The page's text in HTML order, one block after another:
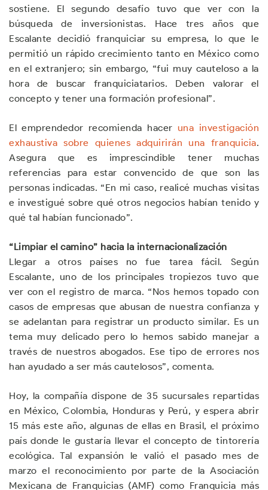
sostiene. El segundo desafío tuvo que ver con la
búsqueda de inversionistas. Hace tres años que
Escalante decidió franquiciar su empresa, lo que le
permitió un rápido crecimiento tanto en México como
en el extranjero; sin embargo, “fui muy cauteloso a la
hora de buscar franquiciatarios. Deben valorar el
concepto y tener una formación profesional”.
El emprendedor recomienda hacer una investigación
exhaustiva sobre quienes adquirirán una franquicia.
Asegura que es imprescindible tener muchas
referencias para estar convencido de que son las
personas indicadas. “En mi caso, realicé muchas visitas
e investigué sobre qué otros negocios habían tenido y
qué tal habían funcionado”.
“Limpiar el camino” hacia la internacionalización
Llegar a otros países no fue tarea fácil. Según
Escalante, uno de los principales tropiezos tuvo que
ver con el registro de marca. “Nos hemos topado con
casos de empresas que abusan de nuestra confianza y
se adelantan para registrar un producto similar. Es un
tema muy delicado pero lo hemos sabido manejar a
través de nuestros abogados. Ese tipo de errores nos
han ayudado a ser más cautelosos”, comenta.
Hoy, la compañía dispone de 35 sucursales repartidas
en México, Colombia, Honduras y Perú, y espera abrir
15 más este año, algunas de ellas en Brasil, el próximo
país donde le gustaría llevar el concepto de tintorería
ecológica. Tal expansión le valió el pasado mes de
marzo el reconocimiento por parte de la Asociación
Mexicana de Franquicias (AMF) como Franquicia más